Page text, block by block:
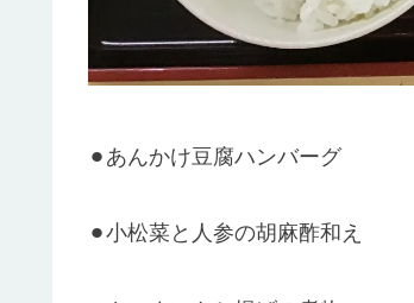
⚫︎あんかけ豆腐ハンバーグ
⚫︎小松菜と人参の胡麻酢和え